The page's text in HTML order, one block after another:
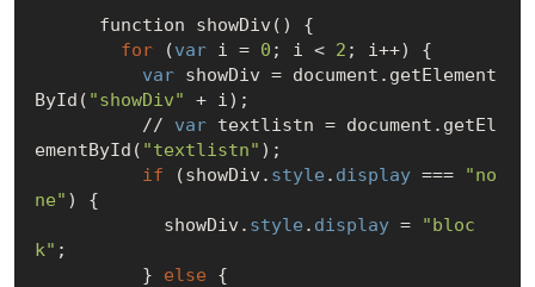
for (var i = 0 ; i < 2 ; i++) {
var showDiv = document.getElement
ById( "showDiv" + i);
          //
var textlistn = document.getEl
ementById( "textlistn" );
if (showDiv. style . display ===
"no
ne" ) {
            showDiv.
style . display =
"bloc
k" ;
          }
else {